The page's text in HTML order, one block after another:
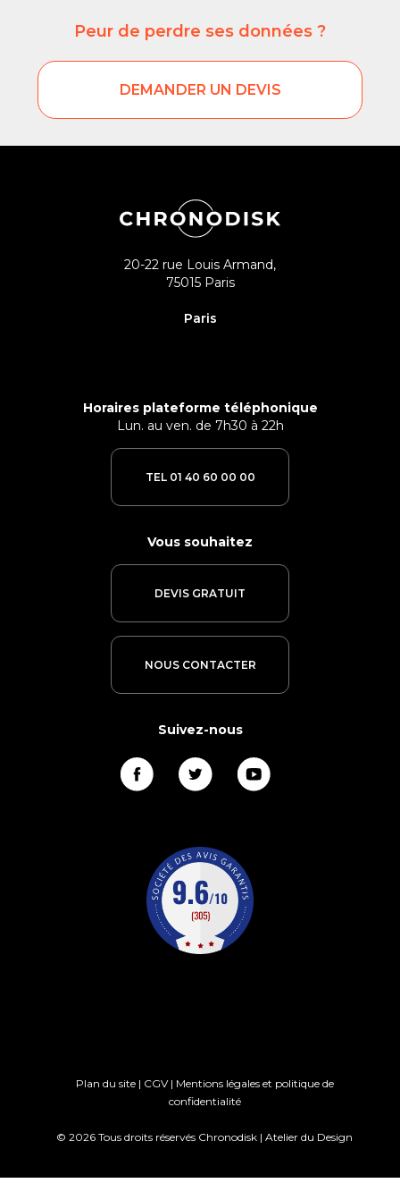
Peur de perdre ses données ?
DEMANDER UN DEVIS
20-22 rue Louis Armand,
75015 Paris
Paris
Vous souhaitez
DEVIS GRATUIT
NOUS CONTACTER
Horaires plateforme téléphonique
Lun. au ven. de 7h30 à 22h
TEL 01 40 60 00 00
Suivez-nous
Plan du site | CGV | Mentions légales et politique de
confidentialité
© 2026 Tous droits réservés Chronodisk | Atelier du Design